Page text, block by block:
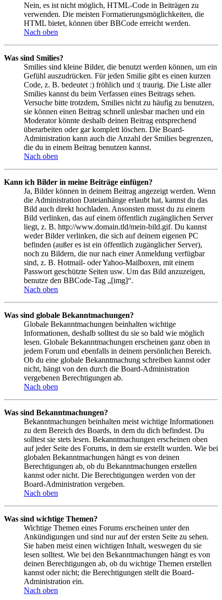
Nein, es ist nicht möglich, HTML-Code in Beiträgen zu
verwenden. Die meisten Formatierungsmöglichkeiten, die
HTML bietet, können über BBCode erreicht werden.
Nach oben
Was sind Smilies?
Smilies sind kleine Bilder, die benutzt werden können, um ein
Gefühl auszudrücken. Für jeden Smilie gibt es einen kurzen
Code, z. B. bedeutet :) fröhlich und :( traurig. Die Liste aller
Smilies kannst du beim Verfassen eines Beitrags sehen.
Versuche bitte trotzdem, Smilies nicht zu häufig zu benutzen,
sie können einen Beitrag schnell unlesbar machen und ein
Moderator könnte deshalb deinen Beitrag entsprechend
überarbeiten oder gar komplett löschen. Die Board-
Administration kann auch die Anzahl der Smilies begrenzen,
die du in einem Beitrag benutzen kannst.
Nach oben
Kann ich Bilder in meine Beiträge einfügen?
Ja, Bilder können in deinem Beitrag angezeigt werden. Wenn
die Administration Dateianhänge erlaubt hat, kannst du das
Bild auch direkt hochladen. Ansonsten musst du zu einem
Bild verlinken, das auf einem öffentlich zugänglichen Server
liegt, z. B. http://www.domain.tld/mein-bild.gif. Du kannst
weder Bilder verlinken, die sich auf deinem eigenen PC
befinden (außer es ist ein öffentlich zugänglicher Server),
noch zu Bildern, die nur nach einer Anmeldung verfügbar
sind, z. B. Hotmail- oder Yahoo-Mailboxen, mit einem
Passwort geschützte Seiten usw. Um das Bild anzuzeigen,
benutze den BBCode-Tag „[img]“.
Nach oben
Was sind globale Bekanntmachungen?
Globale Bekanntmachungen beinhalten wichtige
Informationen, deshalb solltest du sie so bald wie möglich
lesen. Globale Bekanntmachungen erscheinen ganz oben in
jedem Forum und ebenfalls in deinem persönlichen Bereich.
Ob du eine globale Bekanntmachung schreiben kannst oder
nicht, hängt von den durch die Board-Administration
vergebenen Berechtigungen ab.
Nach oben
Was sind Bekanntmachungen?
Bekanntmachungen beinhalten meist wichtige Informationen
zu dem Bereich des Boards, in dem du dich befindest. Du
solltest sie stets lesen. Bekanntmachungen erscheinen oben
auf jeder Seite des Forums, in dem sie erstellt wurden. Wie bei
globalen Bekanntmachungen hängt es von deinen
Berechtigungen ab, ob du Bekanntmachungen erstellen
kannst oder nicht. Die Berechtigungen werden von der
Board-Administration vergeben.
Nach oben
Was sind wichtige Themen?
Wichtige Themen eines Forums erscheinen unter den
Ankündigungen und sind nur auf der ersten Seite zu sehen.
Sie haben meist einen wichtigen Inhalt, weswegen du sie
lesen solltest. Wie bei den Bekanntmachungen hängt es von
deinen Berechtigungen ab, ob du wichtige Themen erstellen
kannst oder nicht; die Berechtigungen stellt die Board-
Administration ein.
Nach oben